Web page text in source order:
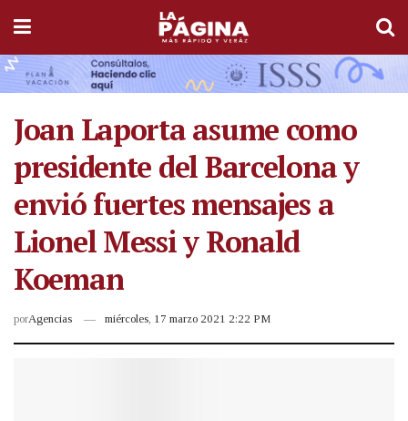
Joan Laporta asume como
presidente del Barcelona y
envió fuertes mensajes a
Lionel Messi y Ronald
Koeman
porAgencias miércoles, 17 marzo 2021 2:22 PM